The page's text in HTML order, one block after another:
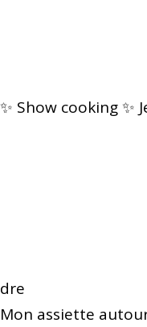
✨ Show cooking ✨
dre
Mon assiette